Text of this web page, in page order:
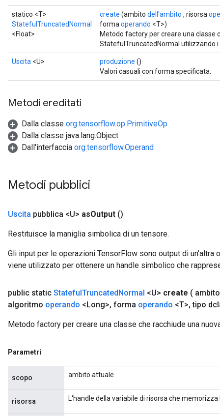
statico <T>
StatefulTruncatedNormal
<Float>
create (ambito dell'ambito , risorsa
forma operando <T>)
Metodo factory per creare una classe
StatefulTruncatedNormal utilizzando
Uscita <U> produzione ()
Valori casuali con forma specificata.
Metodi ereditati
Dalla classe org.tensorflow.op.PrimitiveOp
Dalla classe java.lang.Object
Dall'interfaccia org.tensorflow.Operand
Metodi pubblici
Uscita pubblica <U> asOutput ()
Restituisce la maniglia simbolica di un tensore.
Gli input per le operazioni TensorFlow sono output di un'altra
viene utilizzato per ottenere un handle simbolico che
public static StatefulTruncatedNormal <U> create (
algoritmo operando <Long>, forma operando <T>, tipo
Metodo factory per creare una classe che racchiude una
Parametri
scopo ambito attuale
risorsa L'handle della variabile di risorsa che memorizza